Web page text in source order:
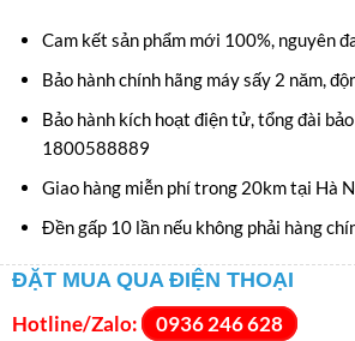
Cam kết sản phẩm mới 100%, nguyên
Bảo hành chính hãng máy sấy 2 năm,
Bảo hành kích hoạt điện tử, tổng đài
1800588889
Giao hàng miễn phí trong 20km tại Hà
Đền gấp 10 lần nếu không phải hàng
ĐẶT MUA QUA ĐIỆN THOẠI
Hotline/Zalo: 0936 246 628